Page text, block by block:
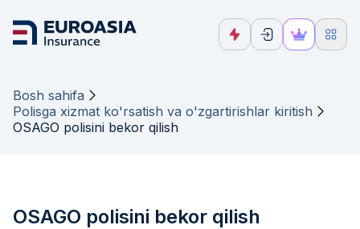
Bosh sahifa
Polisga xizmat ko'rsatish va o'zgartirishlar kiritish
OSAGO polisini bekor qilish
OSAGO polisini bekor qilish